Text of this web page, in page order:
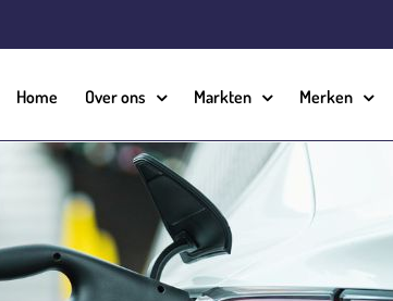
Home Over ons Markten Merken